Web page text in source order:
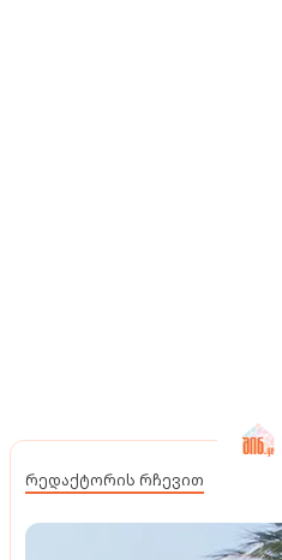
რედაქტორის რჩევით